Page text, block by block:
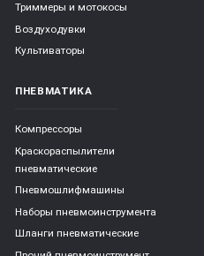
Триммеры и мотокосы
Воздуходувки
Культиваторы
ПНЕВМАТИКА
Компрессоры
Краскораспылители
пневматические
Пневмошлифмашины
Наборы пневмоинструмента
Шланги пневматические